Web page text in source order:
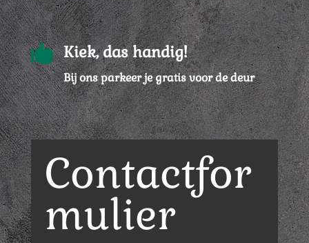
 Kiek, das handig!
Bij ons parkeer je gratis voor de deur
Contactfor
mulier